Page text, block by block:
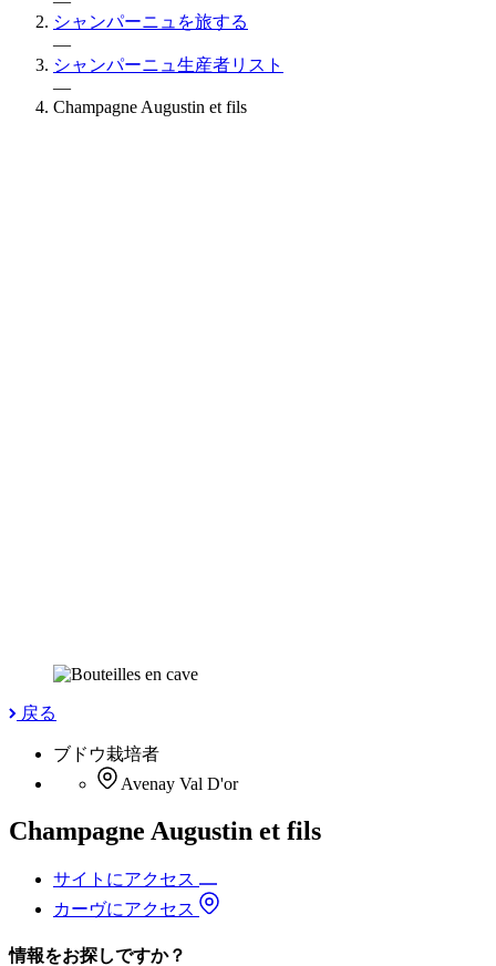
シャンパーニュを旅する
—
シャンパーニュ生産者リスト
—
Champagne Augustin et fils
戻る
ブドウ栽培者
Avenay Val D'or
Champagne Augustin et fils
サイトにアクセス
カーヴにアクセス
情報をお探しですか？